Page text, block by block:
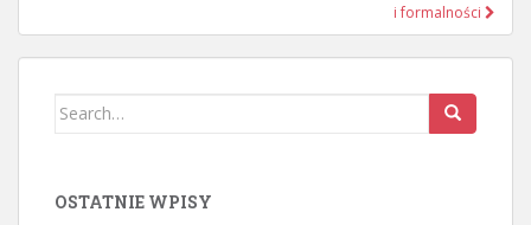
i formalności
Search
OSTATNIE WPISY